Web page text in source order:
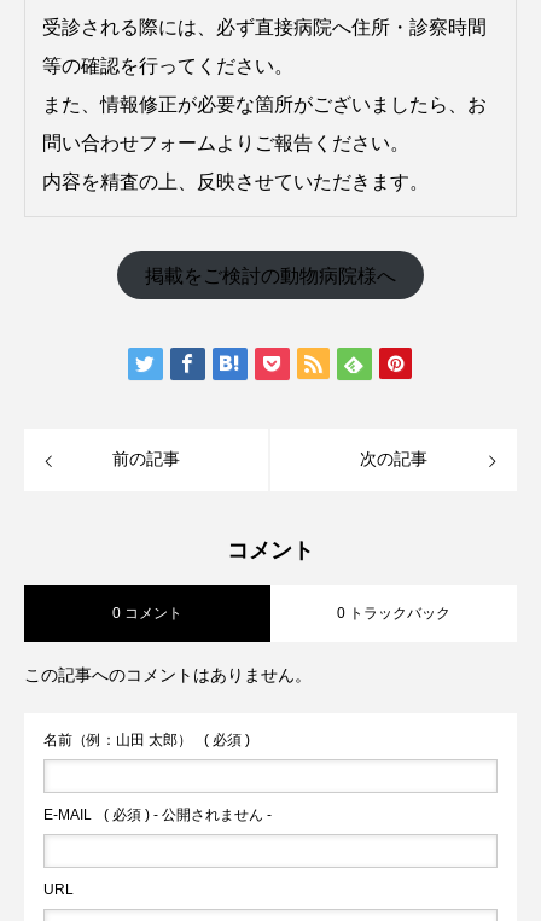
受診される際には、必ず直接病院へ住所・診察時間
等の確認を行ってください。
また、情報修正が必要な箇所がございましたら、お
問い合わせフォームよりご報告ください。
内容を精査の上、反映させていただきます。
掲載をご検討の動物病院様へ
前の記事 次の記事
コメント
0 コメント 0 トラックバック
この記事へのコメントはありません。
名前（例：山田 太郎） ( 必須 )
E-MAIL ( 必須 ) - 公開されません -
URL